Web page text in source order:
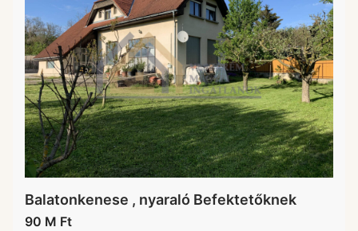
Balatonkenese , nyaraló Befektetőknek
90 M Ft